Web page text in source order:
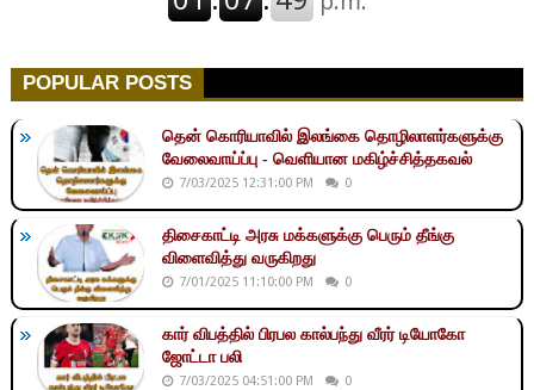
POPULAR POSTS
தென் கொரியாவில் இலங்கை தொழிலாளர்களுக்கு
வேலைவாய்ப்பு - வெளியான மகிழ்ச்சித்தகவல்
7/03/2025 12:31:00 PM 0
திசைகாட்டி அரசு மக்களுக்கு பெரும் தீங்கு
விளைவித்து வருகிறது
7/01/2025 11:10:00 PM 0
கார் விபத்தில் பிரபல கால்பந்து வீரர் டியோகோ
ஜோட்டா பலி
7/03/2025 04:51:00 PM 0